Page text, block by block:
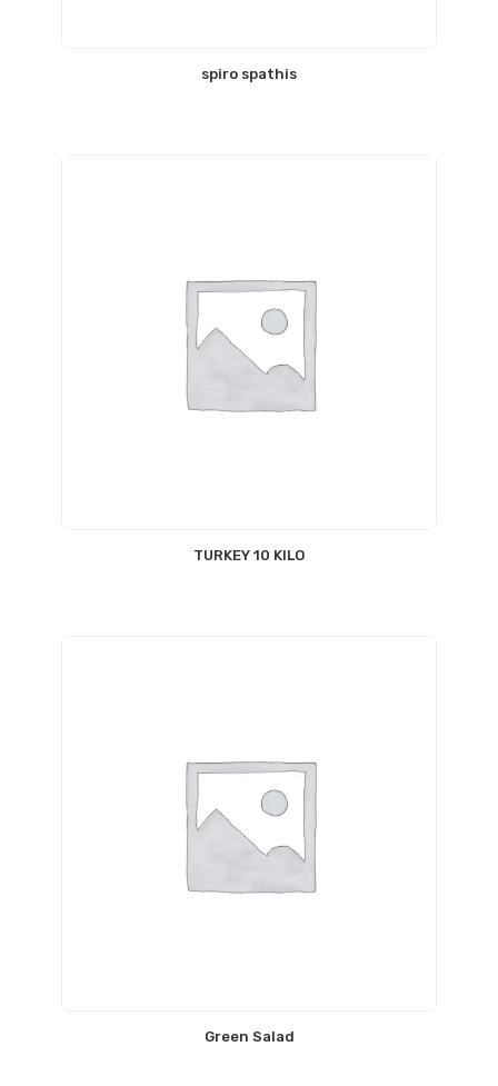
spiro spathis
TURKEY 10 KILO
Green Salad